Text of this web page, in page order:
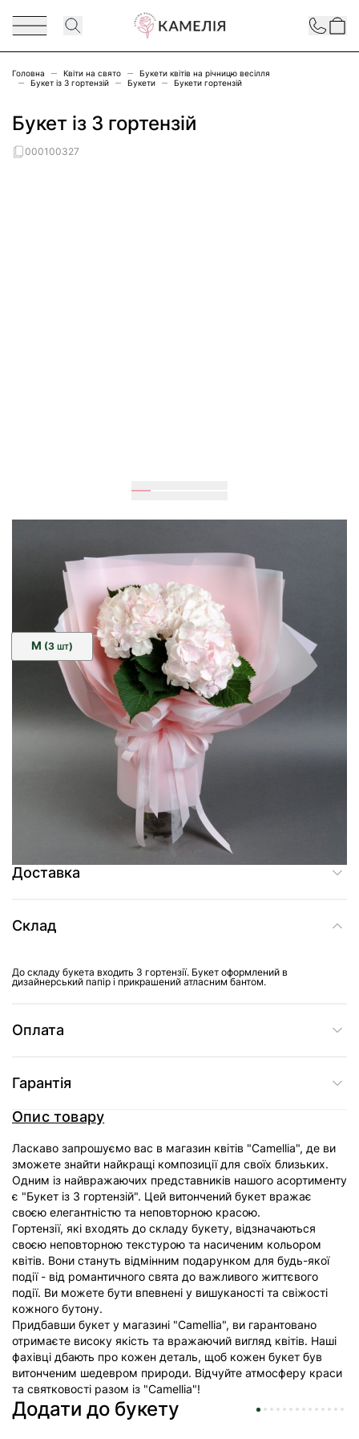
Contact
Головна Квіти на свято
Букети квітів на річницю весілля
Букет із 3 гортензій
Букети Букети гортензій
Букет із 3 гортензій
000100327
см
M (3 ШТ)
2 165 грн
Додати до кошика
Купити в один клік
Доставка
Склад
До складу букета входить 3 гортензії. Букет оформлений в
дизайнерський папір і прикрашений атласним бантом.
Оплата
Гарантія
Опис товару
Ласкаво запрошуємо вас в магазин квітів "Camellia", де ви
зможете знайти найкращі композиції для своїх близьких.
Одним із найвражаючих представників нашого асортименту
є "Букет із 3 гортензій". Цей витончений букет вражає
своєю елегантністю та неповторною красою.
Гортензії, які входять до складу букету, відзначаються
своєю неповторною текстурою та насиченим кольором
квітів. Вони стануть відмінним подарунком для будь-якої
події - від романтичного свята до важливого життєвого
події. Ви можете бути впевнені у вишуканості та свіжості
кожного бутону.
Придбавши букет у магазині "Camellia", ви гарантовано
отримаєте високу якість та вражаючий вигляд квітів. Наші
фахівці дбають про кожен деталь, щоб кожен букет був
витонченим шедевром природи. Відчуйте атмосферу краси
та святковості разом із "Camellia"!
Додати до букету